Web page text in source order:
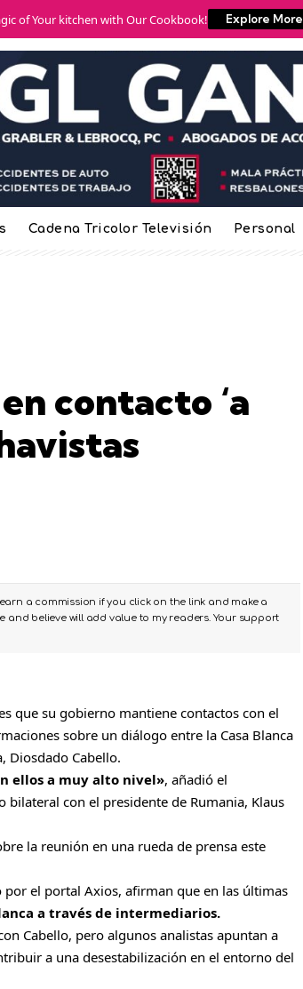
of Your kitchen with Our Cookbook! Explore More
Cadena Tricolor Televisión Personal
contacto ‘a
a commission if you click on the link and make a
believe will add value to my readers. Your support
que su gobierno mantiene contactos con el
sobre un diálogo entre la Casa Blanca
Diosdado Cabello.
ellos a muy alto nivel», añadió el
con el presidente de Rumania, Klaus
la reunión en una rueda de prensa este
el portal Axios, afirman que en las últimas
a través de intermediarios.
Cabello, pero algunos analistas apuntan a
a una desestabilización en el entorno del